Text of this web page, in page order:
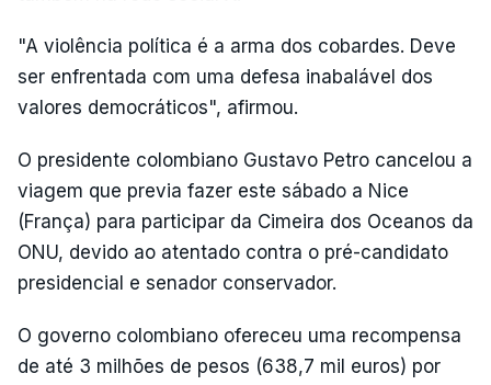
"A violência política é a arma dos cobardes. Deve
ser enfrentada com uma defesa inabalável dos
valores democráticos", afirmou.
O presidente colombiano Gustavo Petro cancelou a
viagem que previa fazer este sábado a Nice
(França) para participar da Cimeira dos Oceanos da
ONU, devido ao atentado contra o pré-candidato
presidencial e senador conservador.
O governo colombiano ofereceu uma recompensa
de até 3 milhões de pesos (638,7 mil euros) por